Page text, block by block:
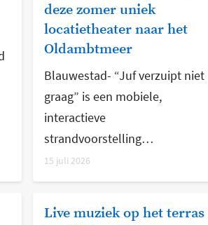
deze zomer uniek
locatietheater naar het
Oldambtmeer
Blauwestad- “Juf verzuipt niet
graag” is een mobiele,
interactieve
strandvoorstelling…
15 juli 2026
Live muziek op het terras